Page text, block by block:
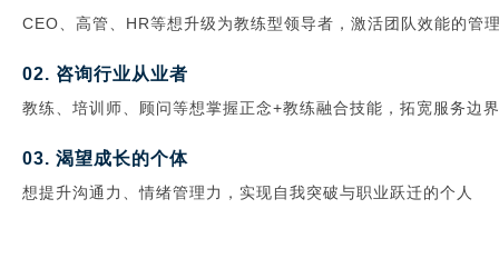
CEO 、高管、 HR等想升级为教练型领导者，激活团队效能的管
02. 咨询行业从业者
教练、培训师、顾问等想掌握正念+教练融合技能，拓宽服务边
03. 渴望成长的个体
想提升沟通力、情绪管理力，实现自我突破与职业跃迁的个人